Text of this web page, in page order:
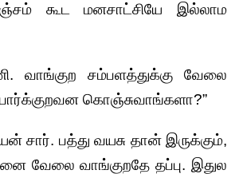
கூட மனசாட்சியே இல்லாம
வாங்குற சம்பளத்துக்கு வேலை
பார்க்குறவன கொஞ்சுவாங்களா?”
சார். பத்து வயசு தான் இருக்கும்,
வேலை வாங்குறதே தப்பு. இதுல